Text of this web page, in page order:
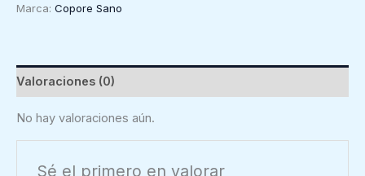
Corpore
Sano
(150
ml)
Marca: Copore Sano
Valoraciones (0)
No hay valoraciones aún.
Sé el primero en valorar